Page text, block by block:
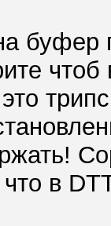
буфер
в